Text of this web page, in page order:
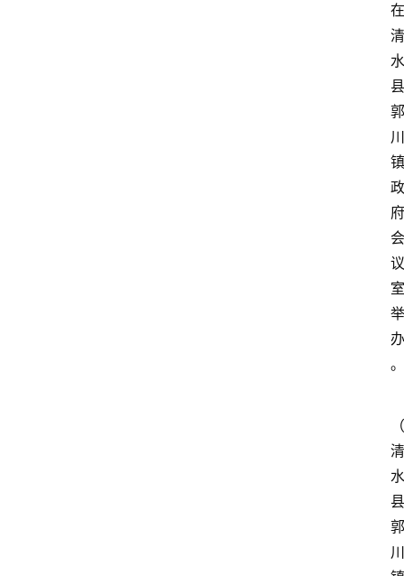
在
清
水
县
郭
川
镇
政
府
会
议
室
举
办
。
（
清
水
县
郭
川